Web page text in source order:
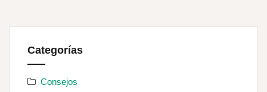
Categorías
Consejos